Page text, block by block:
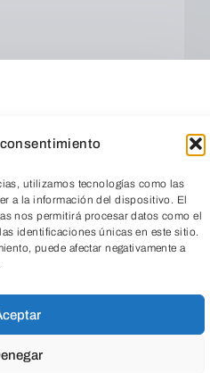
utilizamos tecnologías como las
a la información del dispositivo. El
nos permitirá procesar datos como el
identificaciones únicas en este sitio.
puede afectar negativamente a
TeleEntradas